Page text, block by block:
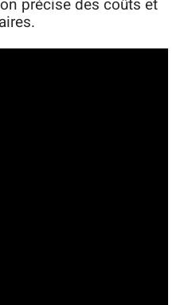
précise des coûts et